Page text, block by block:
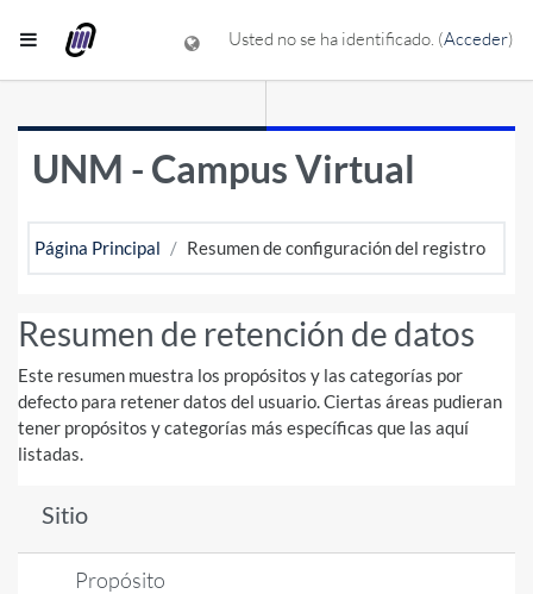
Panel lateral
Usted no se ha identificado. (Acceder)
UNM - Campus Virtual
Página Principal Resumen de configuración del registro
Resumen de retención de datos
Este resumen muestra los propósitos y las categorías por
defecto para retener datos del usuario. Ciertas áreas pudieran
tener propósitos y categorías más específicas que las aquí
listadas.
Sitio
Propósito